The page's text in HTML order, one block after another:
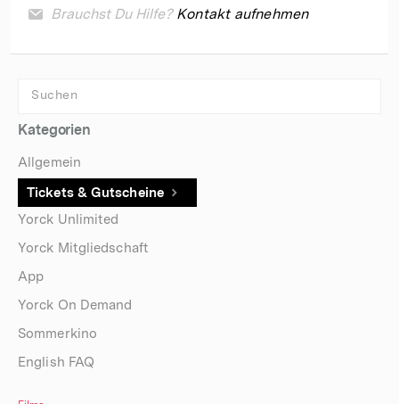
Brauchst Du Hilfe? Kontakt aufnehmen
Kategorien
Allgemein
Tickets & Gutscheine
Yorck Unlimited
Yorck Mitgliedschaft
App
Yorck On Demand
Sommerkino
English FAQ